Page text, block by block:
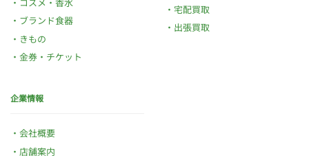
ブランド食器
きもの
金券・チケット
宅配買取
出張買取
企業情報
会社概要
店舗案内